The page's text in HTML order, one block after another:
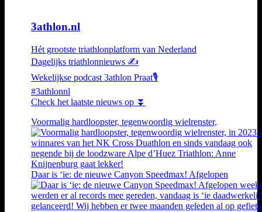
3athlon.nl
Hét grootste triathlonplatform van Nederland
Dagelijks triathlonnieuws ✍️
Wekelijkse podcast 3athlon Praat🎙️
#3athlonnl
Check het laatste nieuws op ⏬
Voormalig hardloopster, tegenwoordig wielrenster,
Daar is ‘ie: de nieuwe Canyon Speedmax! Afgelopen